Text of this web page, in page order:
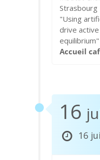
Strasbourg
"Using
drive
equilibrium"
Accueil
16
16